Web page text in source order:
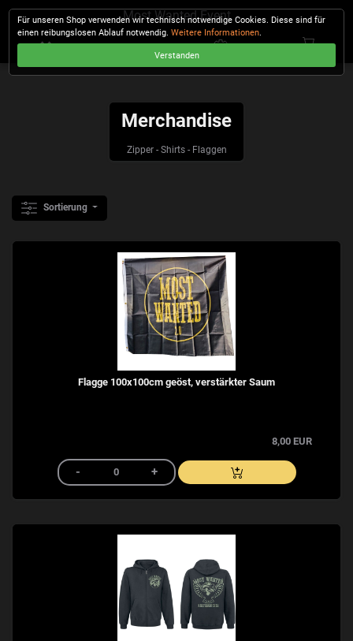
Most Wanted Event
Merchandise
Zipper - Shirts - Flaggen
Sortierung
Flagge 100x100cm geöst, verstärkter Saum
8,00 EUR
Für unseren Shop verwenden wir technisch notwendige Cookies. Diese sind für
einen reibungslosen Ablauf notwendig.Weitere Informationen.
Verstanden